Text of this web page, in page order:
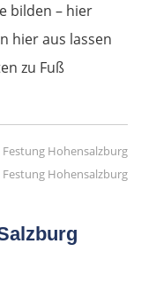
bilden – hier
hier aus lassen
zu Fuß
Festung Hohensalzburg